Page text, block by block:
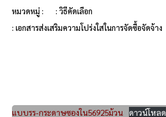
หมวดหมู่ :
: วิธีคัดเลือก
: เอกสารส่งเสริมความโปร่งใสในการจัดซื้อจัดจ้าง
แบบรร-กระดาษซองใน56925ม้วน ดาวน์โหลด